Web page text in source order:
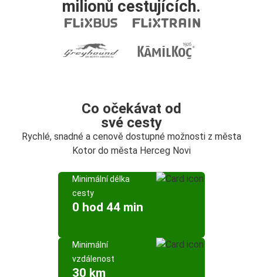
milionů cestujících.
Co očekávat od
své cesty
Rychlé, snadné a cenově dostupné možnosti z města
Kotor do města Herceg Novi
Minimální délka
cesty
0 hod 44 min
Minimální
vzdálenost
30 km